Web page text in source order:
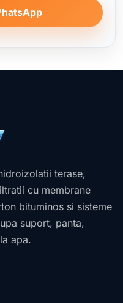
terase,
cu membrane
bituminos si sisteme
suport, panta,
apa.